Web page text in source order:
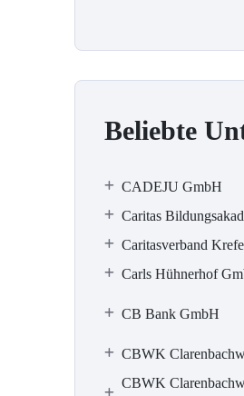
Beliebte
CADEJU GmbH
Caritas
Caritasverband
Carls Hühnerhof
CB Bank GmbH
CBWK
CBWK